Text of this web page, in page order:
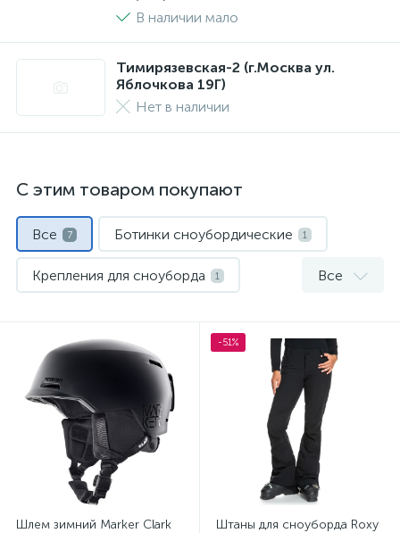
В наличии мало
Тимирязевская-2 (г.Москва ул.
Яблочкова 19Г)
Нет в наличии
С этим товаром покупают
Все 7 Ботинки сноубордические 1
Крепления для сноуборда 1
Сноуборды Шлемы
Штаны для сноуборда
Все
Шлем зимний Marker Clark
-51%
Штаны для сноуборда Roxy